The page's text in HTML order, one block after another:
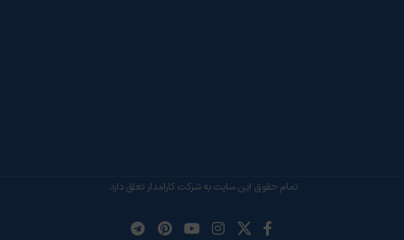
تمام حقوق این سایت به شرکت کارامدار تعلق دارد.